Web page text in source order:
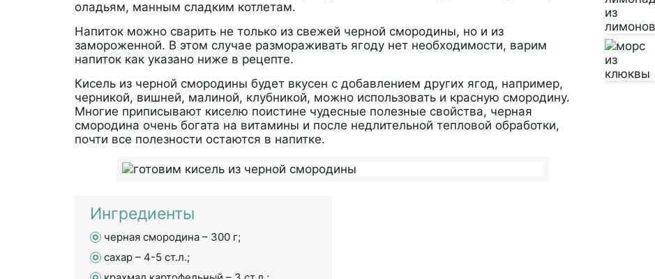
оладьям, манным сладким котлетам.
Напиток можно сварить не только из свежей черной смородины, но и из
замороженной. В этом случае размораживать ягоду нет необходимости, варим
напиток как указано ниже в рецепте.
Кисель из черной смородины будет вкусен с добавлением других ягод, например,
черникой, вишней, малиной, клубникой, можно использовать и красную смородину.
Многие приписывают киселю поистине чудесные полезные свойства, черная
смородина очень богата на витамины и после недлительной тепловой обработки,
почти все полезности остаются в напитке.
Ингредиенты
черная смородина – 300 г;
сахар – 4-5 ст.л.;